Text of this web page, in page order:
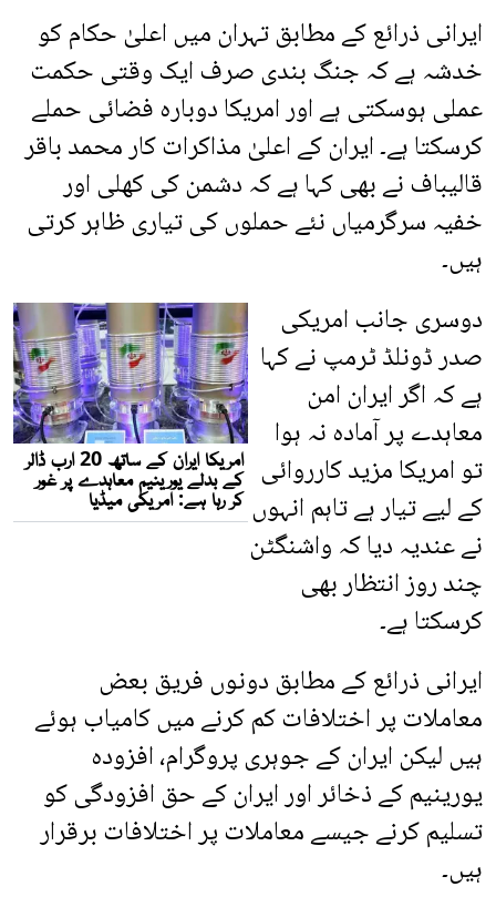
ایرانی ذرائع کے مطابق تہران میں اعلیٰ حکام کو
خدشہ ہے کہ جنگ بندی صرف ایک وقتی حکمت
عملی ہوسکتی ہے اور امریکا دوبارہ فضائی حملے
کرسکتا ہے۔ ایران کے اعلیٰ مذاکرات کار محمد باقر
قالیباف نے بھی کہا ہے کہ دشمن کی کھلی اور
خفیہ سرگرمیاں نئے حملوں کی تیاری ظاہر کرتی
ہیں۔
دوسری جانب امریکی
صدر ڈونلڈ ٹرمپ نے کہا
ہے کہ اگر ایران امن
معاہدے پر آمادہ نہ ہوا
تو امریکا مزید کارروائی
کے لیے تیار ہے تاہم انہوں
نے عندیہ دیا کہ واشنگٹن
چند روز انتظار بھی
کرسکتا ہے۔
ایرانی ذرائع کے مطابق دونوں فریق بعض
معاملات پر اختلافات کم کرنے میں کامیاب ہوئے
ہیں لیکن ایران کے جوہری پروگرام، افزودہ
یورینیم کے ذخائر اور ایران کے حق افزودگی کو
تسلیم کرنے جیسے معاملات پر اختلافات برقرار
ہیں۔